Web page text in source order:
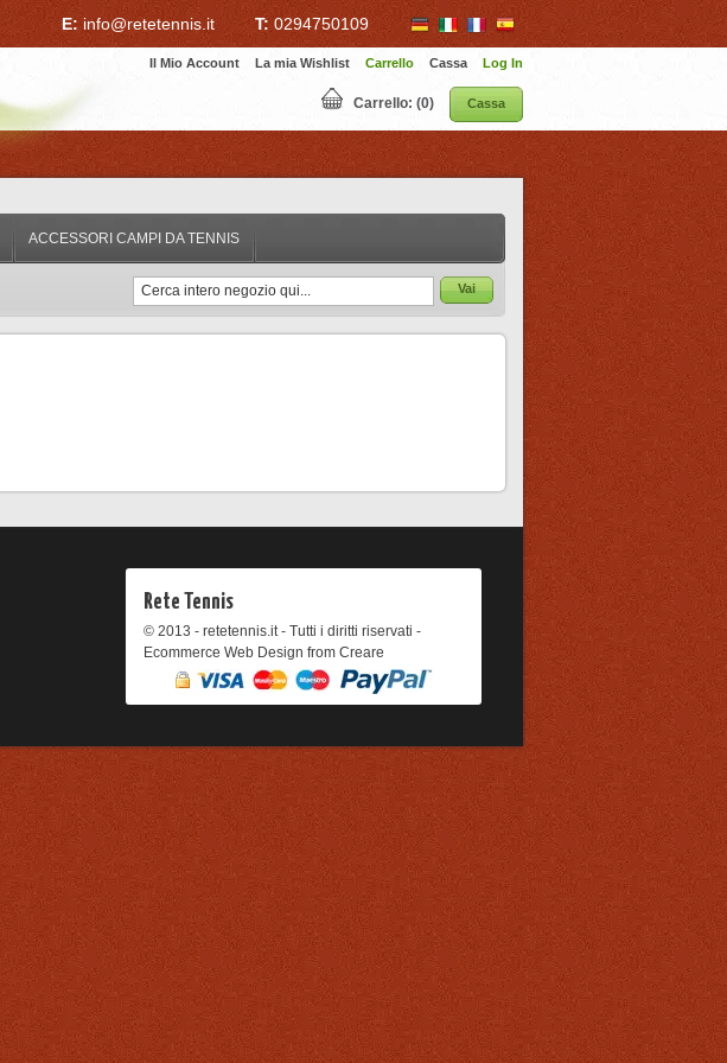
T: 0294750109
E: info@retetennis.it
Il Mio Account La mia Wishlist Carrello Cassa Log In
Carrello: (0) Cassa
ACCESSORI CAMPI DA TENNIS
Vai
Rete Tennis
© 2013 - retetennis.it - Tutti i diritti riservati -
Ecommerce Web Design from Creare